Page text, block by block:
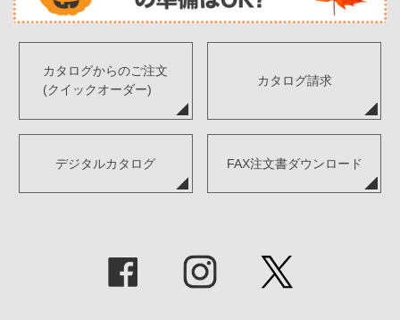
カタログからのご注文
(クイックオーダー)
カタログ請求
デジタルカタログ FAX注文書ダウンロード